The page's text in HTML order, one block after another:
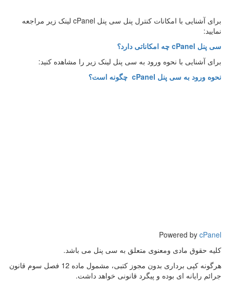
برای آشنایی با امکانات کنترل پنل سی پنل cPanel لینک زیر مراجعه
نمایید:
سی پنل cPanel چه امکاناتی دارد؟
برای آشنایی با نحوه ورود به سی پنل لینک زیر را مشاهده کنید:
نحوه ورود به سی پنل cPanel چگونه است؟
Powered by cPanel
کلیه حقوق مادی ومعنوی متعلق به سی پنل می باشد.
هرگونه کپی برداری بدون مجوز کتبی، مشمول ماده 12 فصل سوم قانون
جرائم رایانه ای بوده و پیگرد قانونی خواهد داشت.